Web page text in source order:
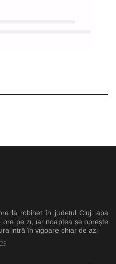
la robinet în județul Cluj: apa
ore pe zi, iar noaptea se oprește
intră în vigoare chiar de azi